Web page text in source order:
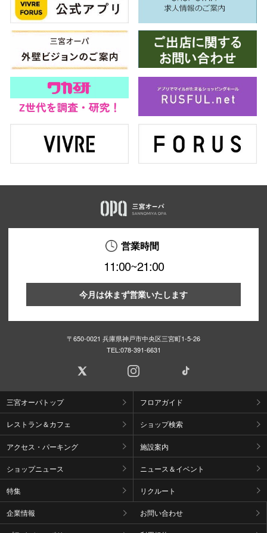
営業時間
11:00~21:00
今月は休まず営業いたします
〒650-0021 兵庫県神戸市中央区三宮町1-5-26
TEL:078-391-6631
三宮オーパトップ フロアガイド
レストラン＆カフェ ショップ検索
アクセス・パーキング 施設案内
ショップニュース ニュース＆イベント
特集 リクルート
企業情報 お問い合わせ
仙台フォ